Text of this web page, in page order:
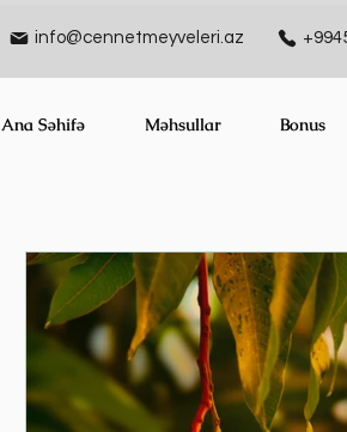
info@cennetmeyveleri.az
Ana Səhifə Məhsullar Bonus